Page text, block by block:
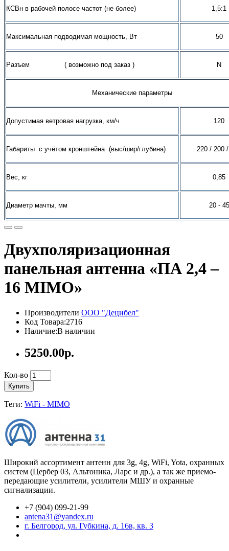
КСВн в рабочей полосе частот (не более) 1,5:1
Максимальная подводимая мощность, Вт 50
Разъем ( возможно под заказ ) N
Механические параметры
Допустимая ветровая нагрузка, км/ч 120
Габариты с учётом кронштейна (выс/шир/глубина) 220 / 200
Вес, кг 0,85
Диаметр мачты, мм 20 - 45
Двухполяризационная
панельная антенна «ПА 2,4 –
16 MIMO»
Производители ООО "Децибел"
Код Товара:2716
Наличие:В наличии
5250.00р.
Кол-во
Купить
Теги: WiFi - MIMO
Широкий ассортимент антенн для 3g, 4g, WiFi, Yota, охранных
систем (Цербер 03, Альтоника, Ларс и др.), а так же приемо-
передающие усилители, усилители МШУ и охранные
сигнализации.
+7 (904) 099-21-99
antena31@yandex.ru
г. Белгород, ул. Губкина, д. 16в, кв. 3